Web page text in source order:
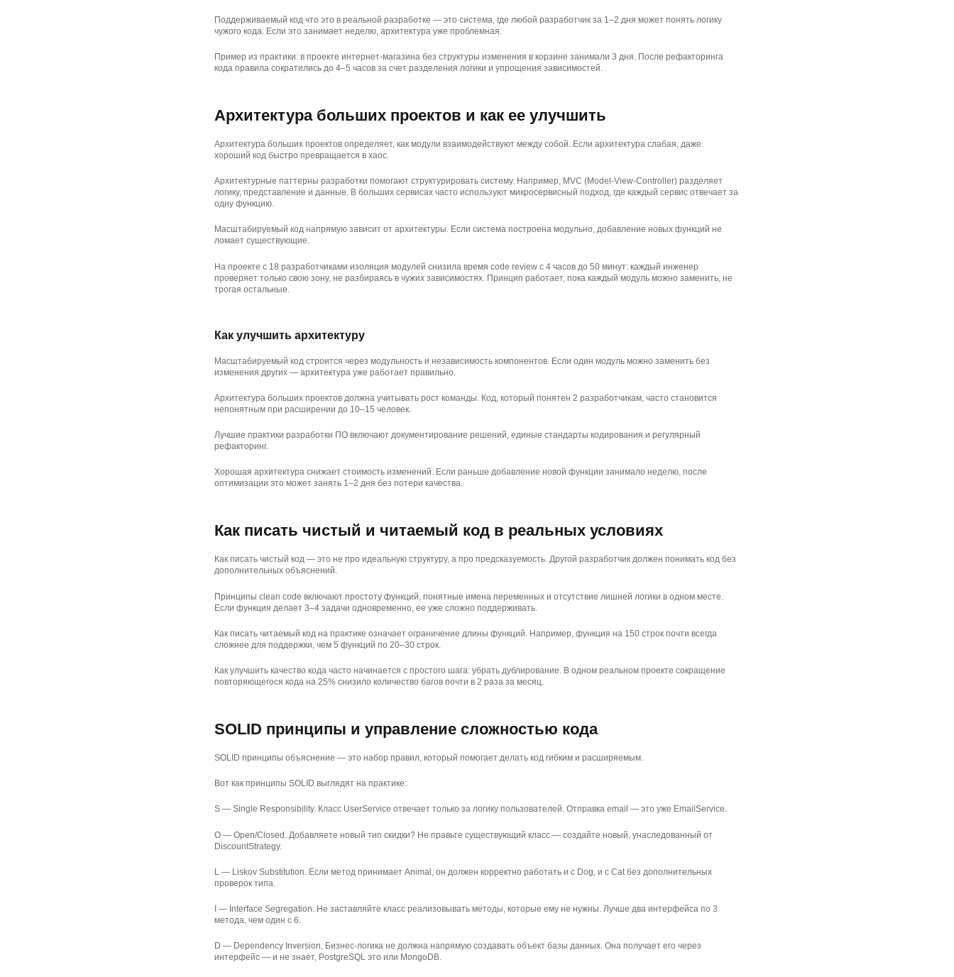
Поддерживаемый код что это в реальной разработке — это система, где любой разработчик за 1–2 дня может понять логику
чужого кода. Если это занимает неделю, архитектура уже проблемная.
Пример из практики: в проекте интернет-магазина без структуры изменения в корзине занимали 3 дня. После рефакторинга
кода правила сократились до 4–5 часов за счет разделения логики и упрощения зависимостей.
Архитектура больших проектов и как ее улучшить
Архитектура больших проектов определяет, как модули взаимодействуют между собой. Если архитектура слабая, даже
хороший код быстро превращается в хаос.
Архитектурные паттерны разработки помогают структурировать систему. Например, MVC (Model-View-Controller) разделяет
логику, представление и данные. В больших сервисах часто используют микросервисный подход, где каждый сервис отвечает за
одну функцию.
Масштабируемый код напрямую зависит от архитектуры. Если система построена модульно, добавление новых функций не
ломает существующие.
На проекте с 18 разработчиками изоляция модулей снизила время code review с 4 часов до 50 минут: каждый инженер
проверяет только свою зону, не разбираясь в чужих зависимостях. Принцип работает, пока каждый модуль можно заменить, не
трогая остальные.
Как улучшить архитектуру
Масштабируемый код строится через модульность и независимость компонентов. Если один модуль можно заменить без
изменения других — архитектура уже работает правильно.
Архитектура больших проектов должна учитывать рост команды. Код, который понятен 2 разработчикам, часто становится
непонятным при расширении до 10–15 человек.
Лучшие практики разработки ПО включают документирование решений, единые стандарты кодирования и регулярный
рефакторинг.
Хорошая архитектура снижает стоимость изменений. Если раньше добавление новой функции занимало неделю, после
оптимизации это может занять 1–2 дня без потери качества.
Как писать чистый и читаемый код в реальных условиях
Как писать чистый код — это не про идеальную структуру, а про предсказуемость. Другой разработчик должен понимать код без
дополнительных объяснений.
Принципы clean code включают простоту функций, понятные имена переменных и отсутствие лишней логики в одном месте.
Если функция делает 3–4 задачи одновременно, ее уже сложно поддерживать.
Как писать читаемый код на практике означает ограничение длины функций. Например, функция на 150 строк почти всегда
сложнее для поддержки, чем 5 функций по 20–30 строк.
Как улучшить качество кода часто начинается с простого шага: убрать дублирование. В одном реальном проекте сокращение
повторяющегося кода на 25% снизило количество багов почти в 2 раза за месяц.
SOLID принципы и управление сложностью кода
SOLID принципы объяснение — это набор правил, который помогает делать код гибким и расширяемым.
Вот как принципы SOLID выглядят на практике:
S — Single Responsibility. Класс UserService отвечает только за логику пользователей. Отправка email — это уже EmailService.
O — Open/Closed. Добавляете новый тип скидки? Не правьте существующий класс — создайте новый, унаследованный от
DiscountStrategy.
L — Liskov Substitution. Если метод принимает Animal, он должен корректно работать и с Dog, и с Cat без дополнительных
проверок типа.
I — Interface Segregation. Не заставляйте класс реализовывать методы, которые ему не нужны. Лучше два интерфейса по 3
метода, чем один с 6.
D — Dependency Inversion. Бизнес-логика не должна напрямую создавать объект базы данных. Она получает его через
интерфейс — и не знает, PostgreSQL это или MongoDB.